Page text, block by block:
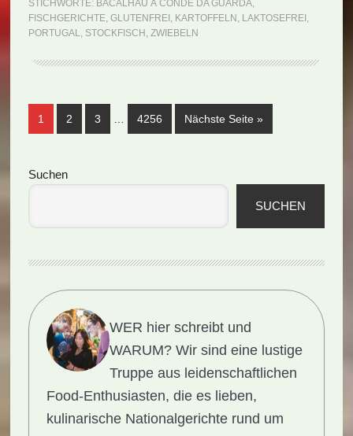
à
Conde
STICHWORTE: BACALHAU À CONDE DA GUARDA,
FISCHGERICHTE, GLUTENFREI , KARTOFFELN , LAKTOSEFREI ,
PORTUGAL, STOCKFISCH , ZWIEBELN
Seite
1 Seite
2 Seite
3 Seite
4256 Nächste Seite aufrufen
»
Seitenspalte
Suchen
SUCHEN
WER hier schreibt und
WARUM? Wir sind eine lustige
Truppe aus leidenschaftlichen
Food-Enthusiasten, die es lieben,
kulinarische Nationalgerichte rund um